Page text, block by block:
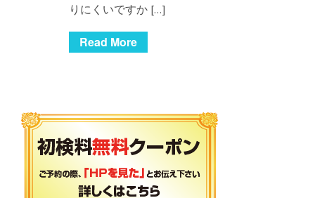
りにくいですか […]
Read More